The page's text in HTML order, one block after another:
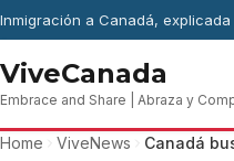
Skip to content
Inmigración a Canadá,
ViveCanada
Embrace and Share | Abraza y
Home ViveNews Canadá